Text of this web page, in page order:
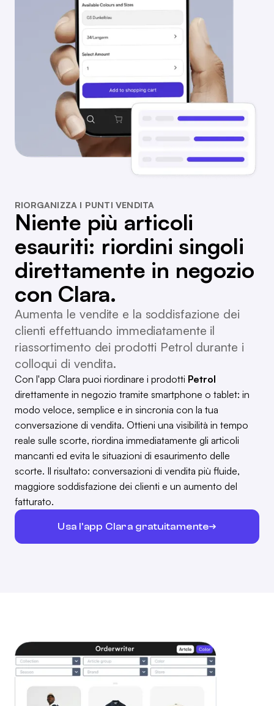
RIORGANIZZA I PUNTI VENDITA
Niente più articoli
esauriti: riordini singoli
direttamente in negozio
con Clara.
Aumenta le vendite e la soddisfazione dei
clienti effettuando immediatamente il
riassortimento dei prodotti Petrol durante i
colloqui di vendita.
Con l'app Clara puoi riordinare i prodotti Petrol
direttamente in negozio tramite smartphone o tablet: in
modo veloce, semplice e in sincronia con la tua
conversazione di vendita. Ottieni una visibilità in tempo
reale sulle scorte, riordina immediatamente gli articoli
mancanti ed evita le situazioni di esaurimento delle
scorte. Il risultato: conversazioni di vendita più fluide,
maggiore soddisfazione dei clienti e un aumento del
fatturato.
Usa l'app Clara gratuitamente